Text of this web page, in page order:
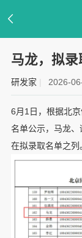
马龙，拟录
研发家 | 2026-
6月1日，根据北
名单公示，马龙
在拟录取名单之列